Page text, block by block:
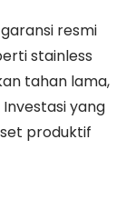
resmi
stainless
tahan lama,
yang
produktif